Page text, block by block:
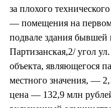
за плохого
— помещения на
подвале здания бывшей
Партизанская,2/ угол
объекта, являющегося
местного значения, —
цена — 132,9 млн